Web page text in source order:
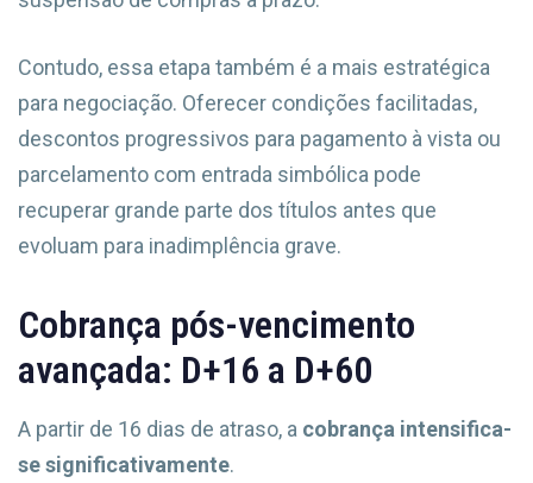
Contudo, essa etapa também é a mais estratégica
para negociação. Oferecer condições facilitadas,
descontos progressivos para pagamento à vista ou
parcelamento com entrada simbólica pode
recuperar grande parte dos títulos antes que
evoluam para inadimplência grave.
Cobrança pós-vencimento
avançada: D+16 a D+60
A partir de 16 dias de atraso, a cobrança intensifica-
se significativamente.